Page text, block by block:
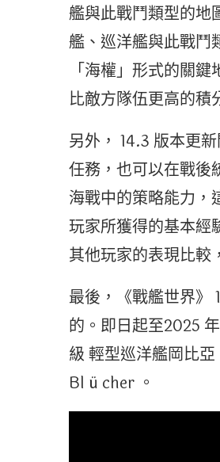
艦與此戰鬥類型的地
艦、巡洋艦與此戰鬥
「海權」形式的關
比敵方隊伍更高的積
另外， 14.3 版本更
任務，也可以在戰後
海戰中的策略能力，
玩家所獲得的基本經
其他玩家的表現比較
最後，《戰艦世界》
的。即日起至2025
級 輕型巡洋艦岡比
Bl ü cher 。